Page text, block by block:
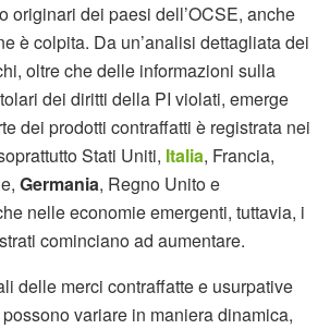
originari dei paesi dell’OCSE, anche
è colpita. Da un’analisi dettagliata dei
oltre che delle informazioni sulla
dei diritti della PI violati, emerge
dei prodotti contraffatti è registrata nei
Stati Uniti, Italia, Francia,
Germania, Regno Unito e
nelle economie emergenti, tuttavia, i
cominciano ad aumentare.
delle merci contraffatte e usurpative
variare in maniera dinamica,